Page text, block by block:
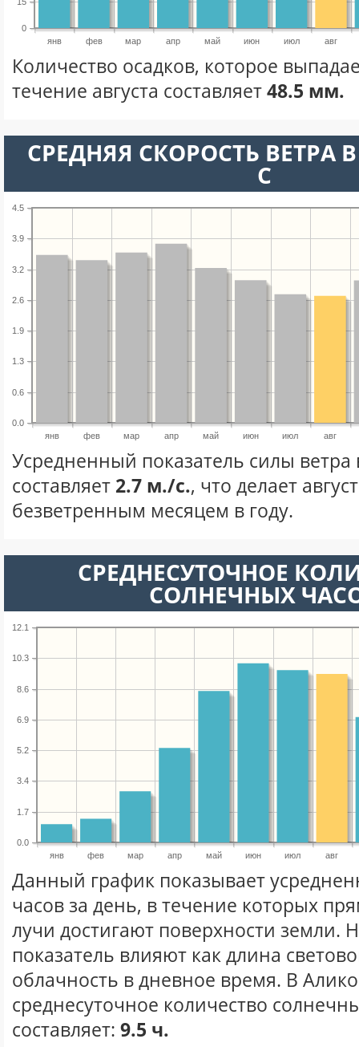
янв фев мар апр май июн июл авг
0
Количество осадков, которое
течение августа составляет48.5 мм.
СРЕДНЯЯ СКОРОСТЬ ВЕТРА
С
янв фев мар апр май июн июл авг
0.0
0.6
1.3
1.9
2.6
3.2
3.9
4.5
Усредненный показатель силы ветра
составляет 2.7 м./с., что делает
безветренным месяцем в году.
СРЕДНЕСУТОЧНОЕ
СОЛНЕЧНЫХ
янв фев мар апр май июн июл авг
0.0
1.7
3.4
5.2
6.9
8.6
10.3
12.1
Данный график показывает
часов за день, в течение которых
лучи достигают поверхности земли.
показатель влияют как длина
облачность в дневное время. В
среднесуточное количество
составляет: 9.5 ч.